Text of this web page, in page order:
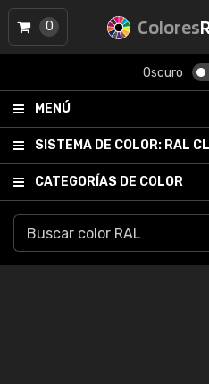
Colores
Oscuro
MENÚ
SISTEMA DE COLOR: RAL
CATEGORÍAS DE COLOR
0